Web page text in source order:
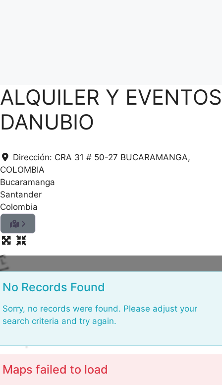
ALQUILER Y EVENTOS
DANUBIO
Dirección: CRA 31 # 50-27 BUCARAMANGA,
COLOMBIA
Bucaramanga
Santander
Colombia
No Records Found
Sorry, no records were found. Please adjust your
search criteria and try again.
Maps failed to load